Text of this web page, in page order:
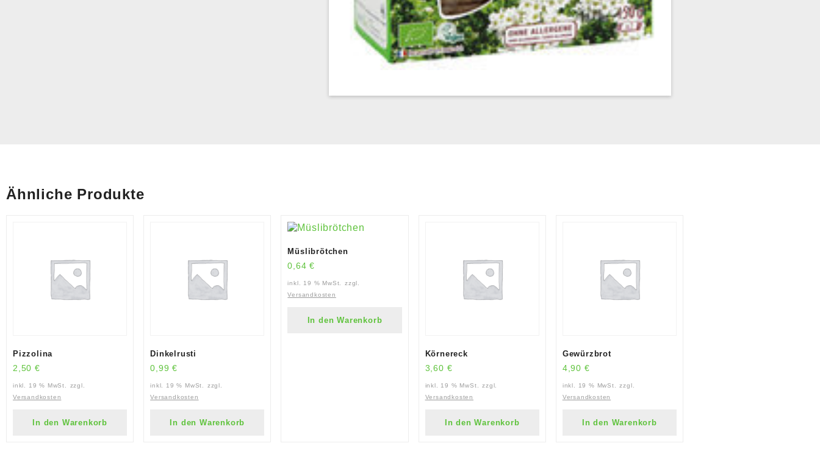
Ähnliche Produkte
Pizzolina
2,50 €
inkl. 19 % MwSt.
zzgl.
Versandkosten
In den Warenkorb
Dinkelrusti
0,99€
inkl. 19 % MwSt.
zzgl.
Versandkosten
In den Warenkorb
Müslibrötchen
0,64€
inkl. 19 % MwSt.
zzgl.
Versandkosten
In den Warenkorb
Körnereck
3,60 €
inkl. 19 % MwSt.
zzgl.
Versandkosten
In den Warenkorb
Gewürzbrot
4,90 €
inkl. 19 % MwSt.
zzgl.
Versandkosten
In den Warenkorb